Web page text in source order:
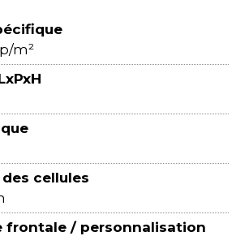
m²
cellules
frontale / personnalisation